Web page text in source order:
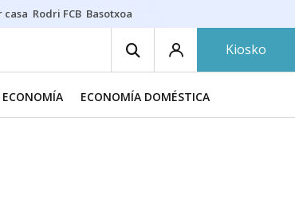
casa Rodri FCB Basotxoa
Kiosko
ECONOMÍA ECONOMÍA DOMÉSTICA